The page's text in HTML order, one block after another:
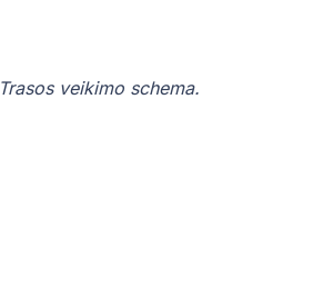
Trasos veikimo schema.